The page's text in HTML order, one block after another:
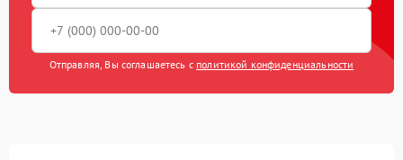
Отправляя, Вы соглашаетесь с политикой конфиденциальности